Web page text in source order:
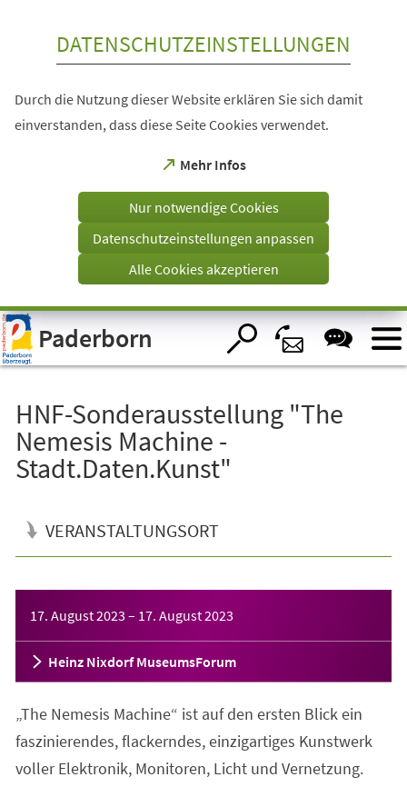
Visuelle
Assistenzsoftware
öffnen.
DATENSCHUTZEINSTELLUNGEN
Durch die Nutzung dieser Website erklären Sie sich damit
einverstanden, dass diese Seite Cookies verwendet.
Mehr Infos
(Öffnet
einem
Tab)
Nur notwendige Cookies
Datenschutzeinstellungen anpassen
Alle Cookies akzeptieren
Paderborn
HNF-Sonderausstellung "The
Nemesis Machine -
Stadt.Daten.Kunst"
VERANSTALTUNGSORT
17. August 2023 – 17. August 2023
Heinz Nixdorf MuseumsForum
„The Nemesis Machine“ ist auf den ersten Blick ein
faszinierendes, flackerndes, einzigartiges Kunstwerk
voller Elektronik, Monitoren, Licht und Vernetzung.